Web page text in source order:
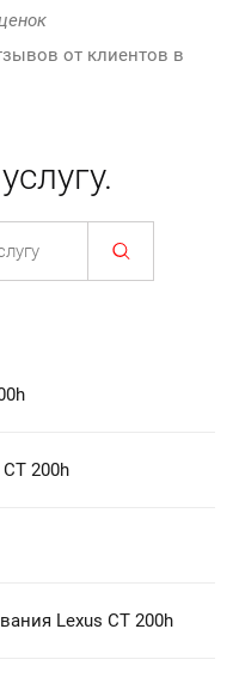
от клиентов в
СТ 200h
Lexus СТ 200h